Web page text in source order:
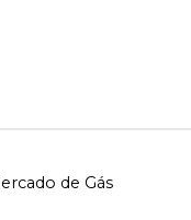
de Gás